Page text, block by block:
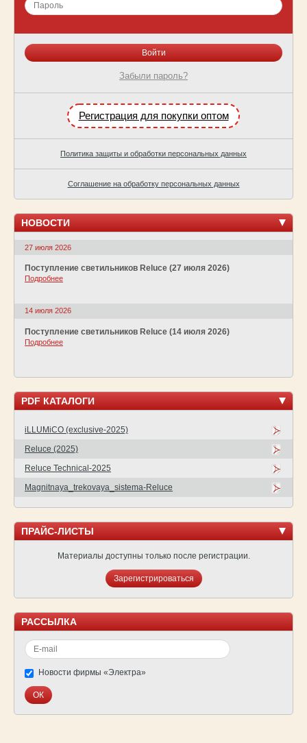
Забыли пароль?
Регистрация для покупки оптом
Политика защиты и обработки персональных данных
Соглашение на обработку персональных данных
НОВОСТИ
27 июля 2026
Поступление светильников Reluce (27 июля 2026)
Подробнее
14 июля 2026
Поступление светильников Reluce (14 июля 2026)
Подробнее
PDF КАТАЛОГИ
iLLUMiCO (exclusive-2025)
Reluce (2025)
Reluce Technical-2025
Magnitnaya_trekovaya_sistema-Reluce
ПРАЙС-ЛИСТЫ
Материалы доступны только после регистрации.
Зарегистрироваться
РАССЫЛКА
Новости фирмы «Электра»